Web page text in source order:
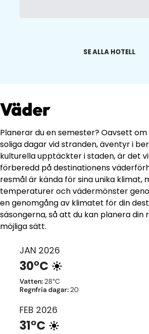
SE ALLA HOTELL
Väder
Planerar du en semester? Oavsett
soliga dagar vid stranden, äventyr i
kulturella upptäckter i staden, är det
förberedd på destinationens
resmål är kända för sina unika klimat,
temperaturer och vädermönster
en genomgång av klimatet för din
säsongerna, så att du kan planera din
möjliga sätt.
JAN 2026
30°C
Vatten: 28°C
Regnfria dagar: 20
FEB 2026
31°C